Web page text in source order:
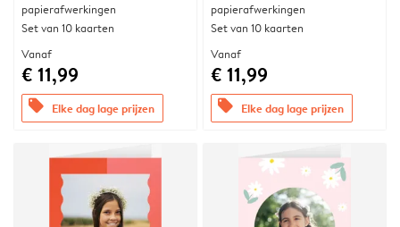
papierafwerkingen
Set van 10 kaarten
Vanaf
€ 11,99
offers Elke dag lage prijzen
papierafwerkingen
Set van 10 kaarten
Vanaf
€ 11,99
offers Elke dag lage prijzen